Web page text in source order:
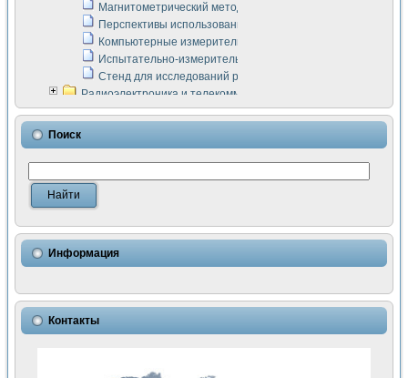
Магнитометрический метод в дефектоскопии сварных
Перспективы использования машинного зрения в
Компьютерные измерительные системы для
Испытательно-измерительный комплекс аппаратуры для
Стенд для исследований рабочих процессов ДВС в
Радиоэлектроника и телекоммуникации
LabVIEW в расчетах радиолиний систем передачи данных
Аппаратно-программный комплекс для исследования
Виртуальный лабораторный стенд для исследования
Измерение шумовых параметров операционных
Измерительный преобразователь на основе цифровой
Использование NI LabVIEW для математического
Исследовние возможности создания измерителя ВАХ
Математическое моделирование генератора сигналов -
Применение осциллографического модуля с высоким
Симуляция отклика импульсного радиолокационного
Автоматизация формирования уравнений состояния для
Разработка автоматизированного стенда для измерения
Поиск
Информация
Контакты